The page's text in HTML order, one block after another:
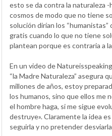
esto se da contra la naturaleza
cosmos de modo que no tiene
solución dirían los
gratis cuando lo que no tiene
plantean porque es contraria a
En un video de
“la Madre Naturaleza” asegura
millones de años, estoy
los humanos, sino que ellos me
el hombre haga, si me sigue
destruye». Claramente la idea
seguirla y no pretender